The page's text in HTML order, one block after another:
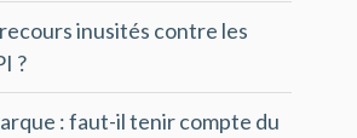
inusités contre les
?
: faut-il tenir compte du